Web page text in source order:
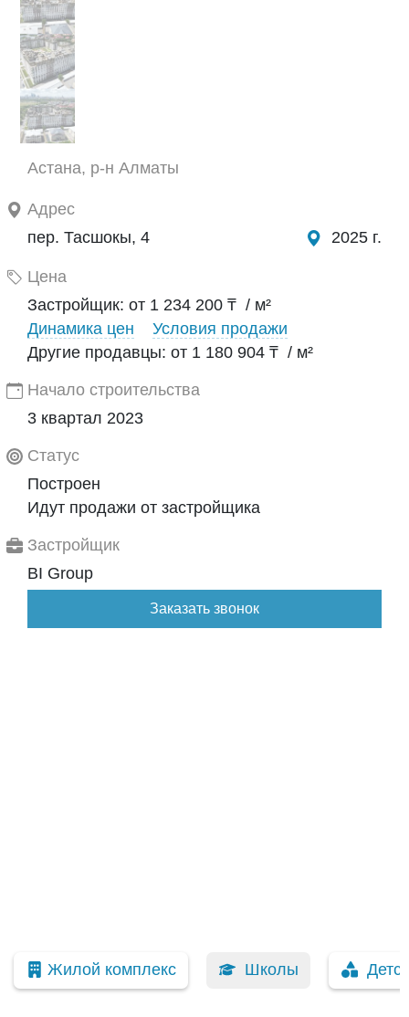
Астана, р-н Алматы
Адрес
пер. Тасшокы, 4
2025 г.
Цена
Застройщик: от 1 234 200 ₸ / м²
Динамика цен
Условия продажи
Другие продавцы: от 1 180 904 ₸ / м²
Начало строительства
3 квартал 2023
Статус
Построен
Идут продажи от застройщика
Застройщик
BI Group
Заказать звонок
Жилой комплекс Школы